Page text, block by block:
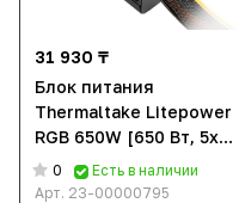
31 930 ₸
Блок питания
Thermaltake Litepower
RGB 650W [650 Вт, 5x
SATA, 2x 6+2 pin PCIe, 1x
4+4 pin CPU, EPS12V]
0
Есть в наличии
Арт. 23-00000795